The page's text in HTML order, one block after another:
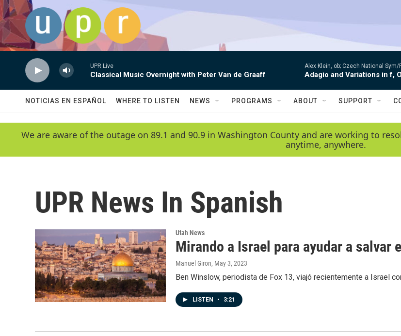
Skip to main content
UPR Live
Classical Music Overnight with Peter Van de Graaff
Alex Klein, ob; Czech National Sym/
Adagio and Variations in f,
NOTICIAS EN ESPAÑOL WHERE TO LISTEN NEWS PROGRAMS ABOUT SUPPORT
We are aware of the outage on 89.1 and 90.9 in Washington County and are working to
anytime, anywhere.
UPR News In Spanish
Utah News
Mirando a Israel para ayudar a salvar
Manuel Giron, May 3, 2023
Ben Winslow, periodista de Fox 13, viajó recientemente a Israel
LISTEN • 3:21